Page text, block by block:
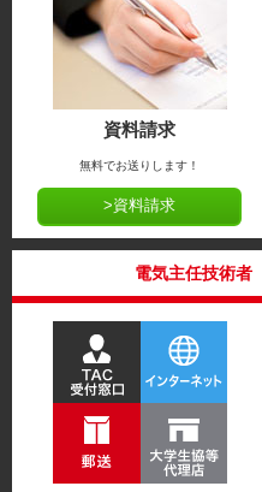
資料請求
無料でお送りします！
>資料請求
電気主任技術者